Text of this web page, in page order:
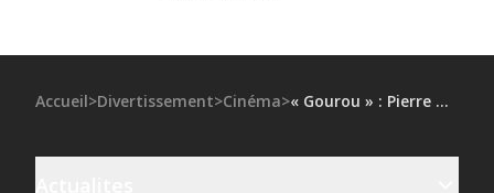
Accueil>Divertissement>Cinéma> « Gourou » : Pierre Niney se dévoile dans la première bande-annonce du film